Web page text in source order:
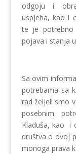
odgoju i
uspjeha, kao i
te je potrebno
pojava i stanja
Sa ovim
potrebama sa
rad željeli smo
posebnim
Kladuša, kao i
društva o ovoj
monoga prava